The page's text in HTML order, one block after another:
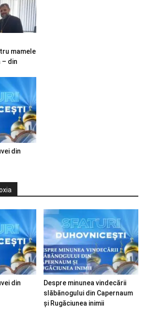
mamele
din
din
din
Despre minunea vindecării
slăbănogului din Capernaum
și Rugăciunea inimii